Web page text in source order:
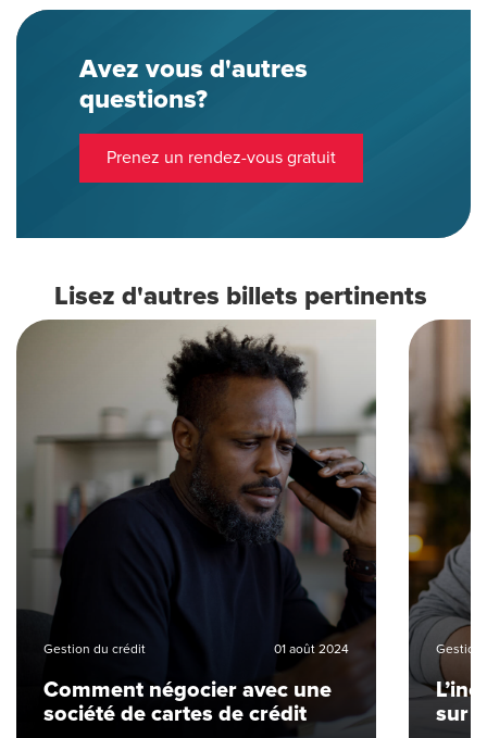
Avez vous d'autres
questions?
Prenez un rendez-vous gratuit
Lisez d'autres billets pertinents
Gestion du crédit 01 août 2024
Comment négocier avec une
société de cartes de crédit
Gestion
sur